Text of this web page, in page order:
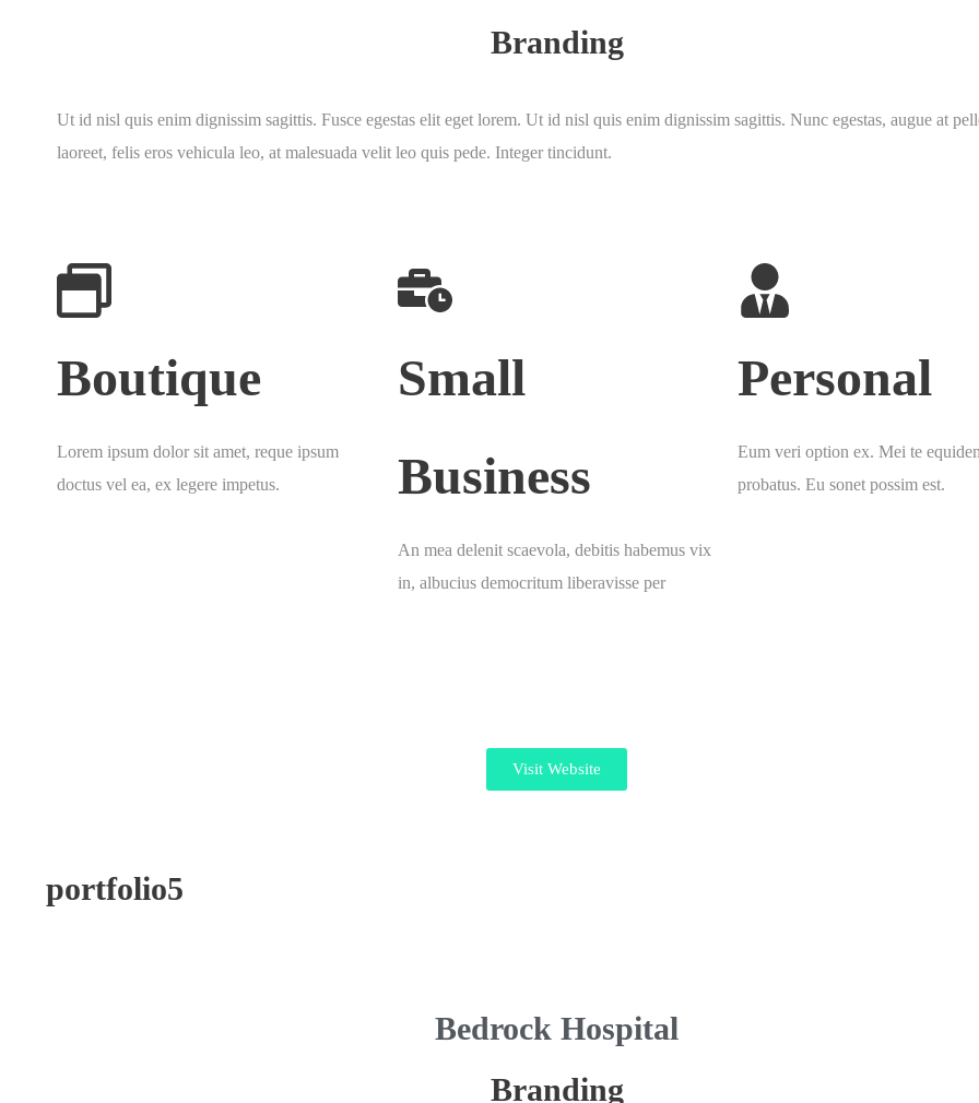
Branding
Ut id nisl quis enim dignissim sagittis. Fusce egestas elit eget lorem. Ut id nisl quis enim dignissim sagittis. Nunc egestas, augue at
laoreet, felis eros vehicula leo, at malesuada velit leo quis pede. Integer tincidunt.
Boutique
Lorem ipsum dolor sit amet, reque ipsum
doctus vel ea, ex legere impetus.
Small
Business
An mea delenit scaevola, debitis habemus vix
in, albucius democritum liberavisse per
Personal
Eum veri option ex. Mei te
probatus. Eu sonet possim est.
Visit Website
portfolio5
Bedrock Hospital
Branding